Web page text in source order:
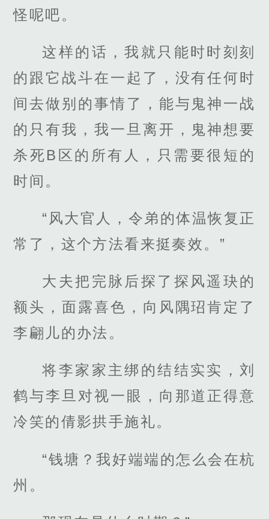
怪呢吧。
这样的话，我就只能时时刻刻
的跟它战斗在一起了，没有任何时
间去做别的事情了，能与鬼神一战
的只有我，我一旦离开，鬼神想要
杀死B区的所有人，只需要很短的
时间。
“风大官人，令弟的体温恢复正
常了，这个方法看来挺奏效。”
大夫把完脉后探了探风遥玦的
额头，面露喜色，向风隅玿肯定了
李翩儿的办法。
将李家家主绑的结结实实，刘
鹤与李旦对视一眼，向那道正得意
冷笑的倩影拱手施礼。
“钱塘？我好端端的怎么会在杭
州。